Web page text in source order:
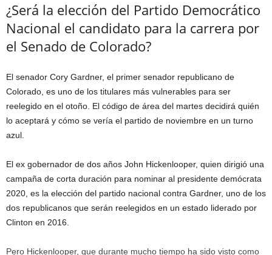
¿Será la elección del Partido Democrático
Nacional el candidato para la carrera por
el Senado de Colorado?
El senador Cory Gardner, el primer senador republicano de
Colorado, es uno de los titulares más vulnerables para ser
reelegido en el otoño. El código de área del martes decidirá quién
lo aceptará y cómo se vería el partido de noviembre en un turno
azul.
El ex gobernador de dos años John Hickenlooper, quien dirigió una
campaña de corta duración para nominar al presidente demócrata
2020, es la elección del partido nacional contra Gardner, uno de los
dos republicanos que serán reelegidos en un estado liderado por
Clinton en 2016.
Pero Hickenlooper, que durante mucho tiempo ha sido visto como